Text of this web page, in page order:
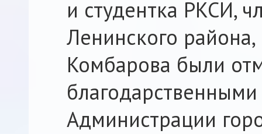
и студентка РКСИ,
Ленинского
Комбарова были
Администрации